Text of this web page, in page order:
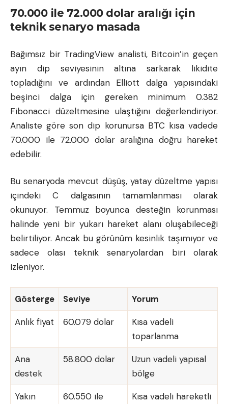
70.000 ile 72.000 dolar aralığı için
teknik senaryo masada
Bağımsız bir TradingView analisti, Bitcoin’in geçen
ayın dip seviyesinin altına sarkarak likidite
topladığını ve ardından Elliott dalga yapısındaki
beşinci dalga için gereken minimum 0.382
Fibonacci düzeltmesine ulaştığını değerlendiriyor.
Analiste göre son dip korunursa BTC kısa vadede
70.000 ile 72.000 dolar aralığına doğru hareket
edebilir.
Bu senaryoda mevcut düşüş, yatay düzeltme yapısı
içindeki C dalgasının tamamlanması olarak
okunuyor. Temmuz boyunca desteğin korunması
halinde yeni bir yukarı hareket alanı oluşabileceği
belirtiliyor. Ancak bu görünüm kesinlik taşımıyor ve
sadece olası teknik senaryolardan biri olarak
izleniyor.
Gösterge Seviye Yorum
Anlık fiyat 60.079 dolar
Kısa vadeli
toparlanma
Ana
destek
58.800 dolar
Uzun vadeli yapısal
bölge
Yakın
60.550 ile
Kısa vadeli hareketli